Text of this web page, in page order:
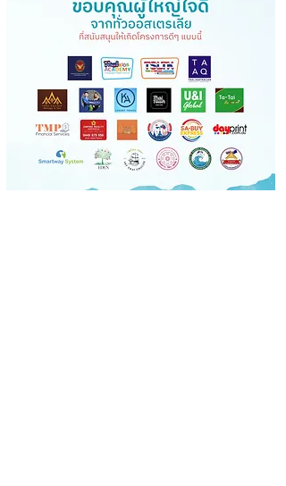
ทรัพย์สำหรับค่าใช้จ่ายในส่วนของครูผู้
สอน ส่วนการบริหารจัดการในส่วนอื่น
ๆ Thai Kids Academy พร้อมที่จะ
ทำงานเพื่อตอบแทนคืนสู่คนไทยเรา
แต่ได้การการสนับสนุนทันทีถึง 15
ห้อง ซึ่งเป็นการเริ่มต้นโครงการที่ดี
มาก ๆ ทำให้ทีมงานปลาบปลื้มใจ และมี
กำลังใจในการดำเนินงานต่อไป